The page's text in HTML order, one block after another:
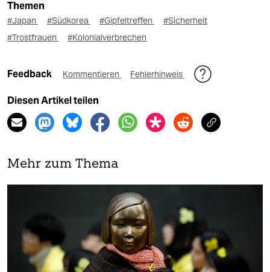
Themen
#Japan #Südkorea #Gipfeltreffen
#Sicherheit
#Trostfrauen
#Kolonialverbrechen
Feedback Kommentieren Fehlerhinweis
Diesen Artikel teilen
Mehr zum Thema